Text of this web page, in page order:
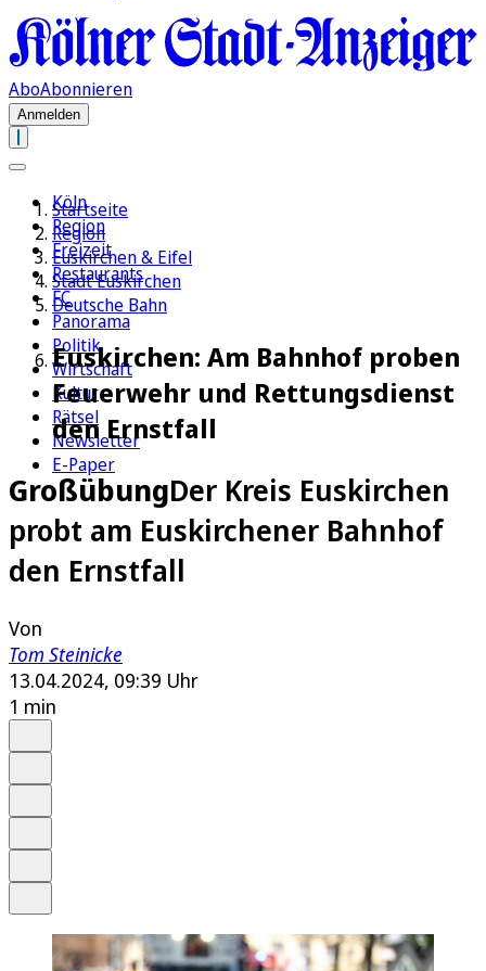
AboAbonnieren
Anmelden
Köln
Region
Freizeit
Restaurants
FC
Panorama
Politik
Wirtschaft
Kultur
Rätsel
Newsletter
E-Paper
Startseite
Region
Euskirchen & Eifel
Stadt Euskirchen
Deutsche Bahn
Euskirchen: Am Bahnhof proben
Feuerwehr und Rettungsdienst
den Ernstfall
GroßübungDer Kreis Euskirchen
probt am Euskirchener Bahnhof
den Ernstfall
Von
Tom Steinicke
13.04.2024, 09:39 Uhr
1 min